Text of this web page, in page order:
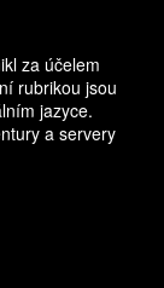
za účelem
rubrikou jsou
jazyce.
a servery